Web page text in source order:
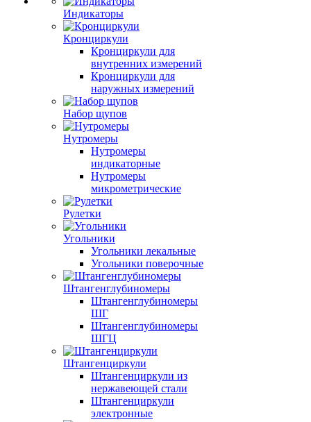
Индикаторы
Кронциркули
Кронциркули для
внутренних измерений
Кронциркули для
наружных измерений
Набор щупов
Нутромеры
Нутромеры
индикаторные
Нутромеры
микрометрические
Рулетки
Угольники
Угольники лекальные
Угольники поверочные
Штангенглубиномеры
Штангенглубиномеры
ШГ
Штангенглубиномеры
ШГЦ
Штангенциркули
Штангенциркули из
нержавеющей стали
Штангенциркули
электронные